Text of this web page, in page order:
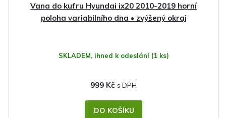
Vana do kufru Hyundai ix20 2010-2019 horní
poloha variabilního dna • zvýšený okraj
SKLADEM, ihned k odeslání (1 ks)
999 Kč
DO KOŠÍKU